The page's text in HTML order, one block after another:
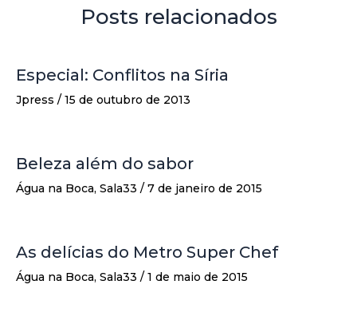
Posts relacionados
Especial: Conflitos na Síria
Jpress / 15 de outubro de 2013
Beleza além do sabor
Água na Boca, Sala33 / 7 de janeiro de 2015
As delícias do Metro Super Chef
Água na Boca, Sala33 / 1 de maio de 2015